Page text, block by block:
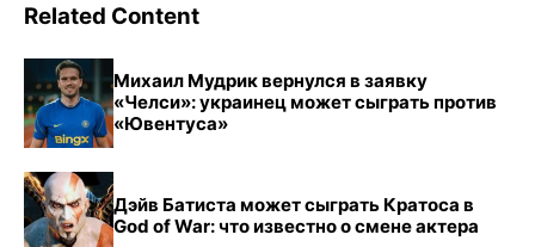
Related Content
Михаил Мудрик вернулся в заявку
«Челси»: украинец может сыграть против
«Ювентуса»
Дэйв Батиста может сыграть Кратоса в
God of War: что известно о смене актера